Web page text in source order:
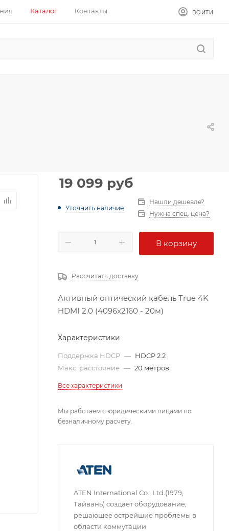
Каталог Контакты ВОЙТИ
19 099 руб
Уточнить наличие
Нашли дешевле?
Нужна спец. цена?
В корзину
Рассчитать доставку
Активный оптический кабель True 4K
HDMI 2.0 (4096x2160 - 20м)
Характеристики
Поддержка HDCP — HDCP 2.2
Макс. расстояние — 20 метров
Все характеристики
Мы работаем с юридическими лицами по
безналичному расчету.
ATEN International Co., Ltd.(1979,
Тайвань) создает оборудование,
решающее острейшие проблемы в
области коммутации